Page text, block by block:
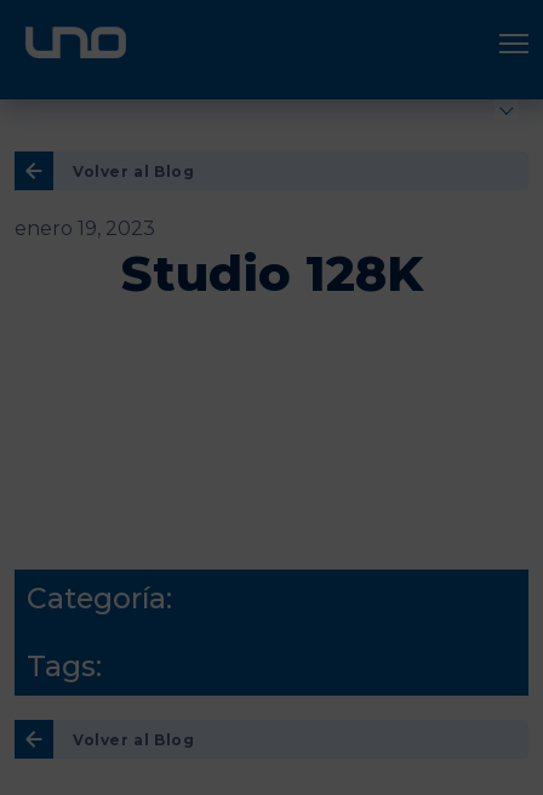
ÚNETE A UNO LOGÍSTICA
Volver al Blog
enero 19, 2023
Studio 128K
Categoría:
Tags:
Volver al Blog